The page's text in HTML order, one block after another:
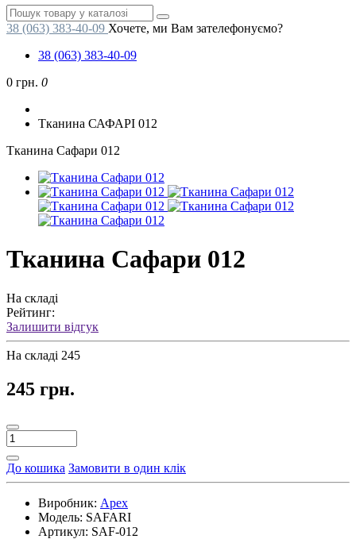
38 (063) 383-40-09 Хочете, ми Вам зателефонуємо?
38 (063) 383-40-09
0 грн. 0
Тканина САФАРІ 012
Тканина Сафари 012
Тканина Сафари 012
На складі
Рейтинг:
Залишити відгук
На складі 245
245 грн.
До кошика Замовити в один клік
Виробник: Apex
Модель: SAFARI
Артикул: SAF-012